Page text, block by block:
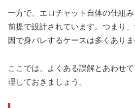
一方で、エロチャット自体の仕組
前提で設計されています。つまり
因で身バレするケースは多くありま
ここでは、よくある誤解とあわせ
理しておきましょう。